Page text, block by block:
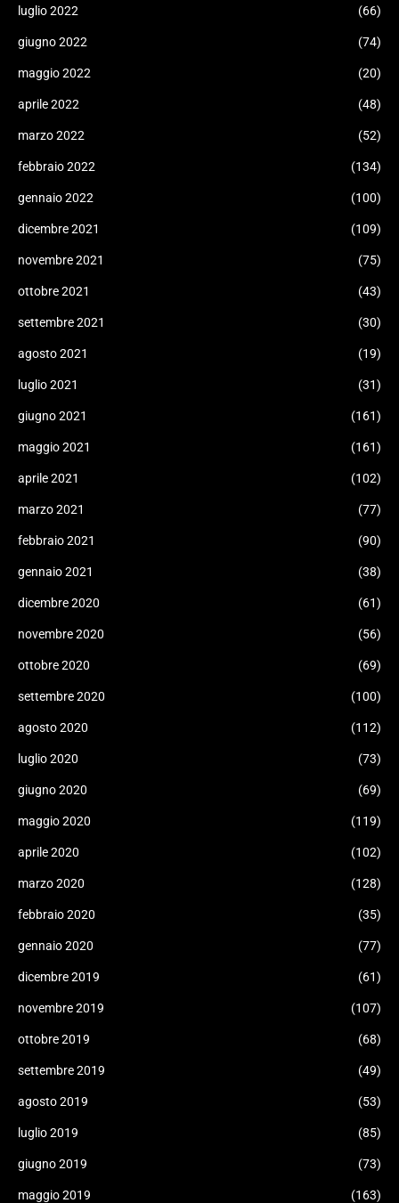
luglio 2022 (66)
giugno 2022 (74)
maggio 2022 (20)
aprile 2022 (48)
marzo 2022 (52)
febbraio 2022 (134)
gennaio 2022 (100)
dicembre 2021 (109)
novembre 2021 (75)
ottobre 2021 (43)
settembre 2021 (30)
agosto 2021 (19)
luglio 2021 (31)
giugno 2021 (161)
maggio 2021 (161)
aprile 2021 (102)
marzo 2021 (77)
febbraio 2021 (90)
gennaio 2021 (38)
dicembre 2020 (61)
novembre 2020 (56)
ottobre 2020 (69)
settembre 2020 (100)
agosto 2020 (112)
luglio 2020 (73)
giugno 2020 (69)
maggio 2020 (119)
aprile 2020 (102)
marzo 2020 (128)
febbraio 2020 (35)
gennaio 2020 (77)
dicembre 2019 (61)
novembre 2019 (107)
ottobre 2019 (68)
settembre 2019 (49)
agosto 2019 (53)
luglio 2019 (85)
giugno 2019 (73)
maggio 2019 (163)